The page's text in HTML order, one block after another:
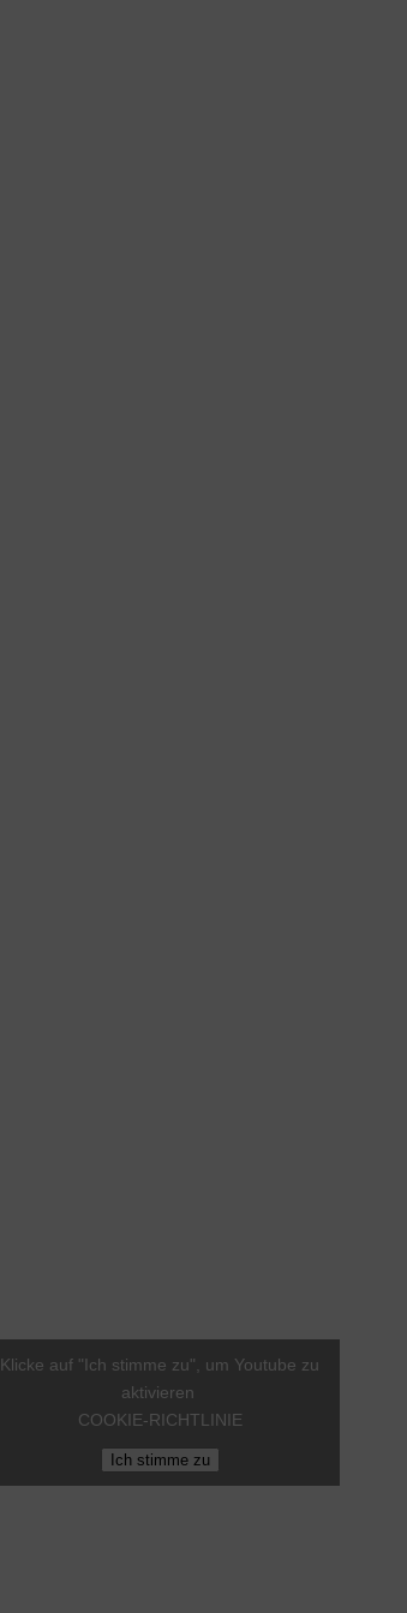
Klicke auf "Ich stimme zu", um Youtube zu
aktivieren
COOKIE-RICHTLINIE
Ich stimme zu